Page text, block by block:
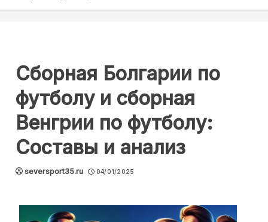
Сборная Болгарии по
футболу и сборная
Венгрии по футболу:
Составы и анализ
seversport35.ru 04/01/2025